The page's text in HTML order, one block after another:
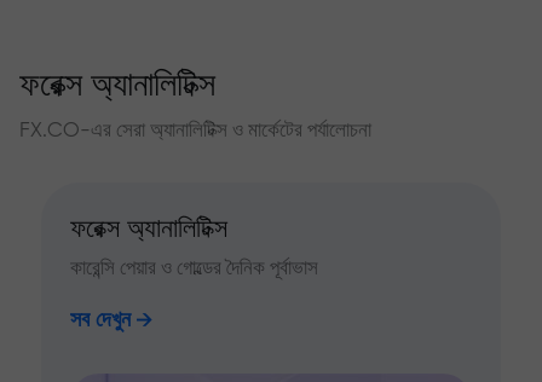
ফরেক্স অ্যানালিটিক্স
FX.CO-এর সেরা অ্যানালিটিক্স ও মার্কেটের পর্যালোচনা
ফরেক্স অ্যানালিটিক্স
কারেন্সি পেয়ার ও গোল্ডের দৈনিক পূর্বাভাস
সব দেখুন